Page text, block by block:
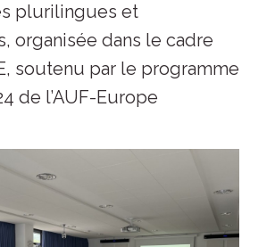
plurilingues et
organisée dans le cadre
soutenu par le programme
de l’AUF-Europe